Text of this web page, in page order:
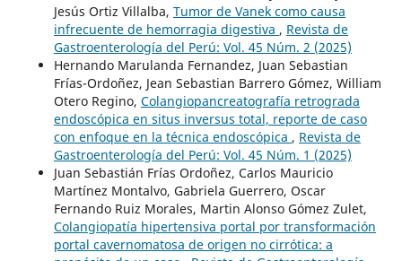
Jesús Ortiz Villalba, Tumor de Vanek como causa
infrecuente de hemorragia digestiva , Revista de
Gastroenterología del Perú: Vol. 45 Núm. 2 (2025)
Hernando Marulanda Fernandez, Juan Sebastian
Frías-Ordoñez, Jean Sebastian Barrero Gómez, William
Otero Regino, Colangiopancreatografía retrograda
endoscópica en situs inversus total, reporte de caso
con enfoque en la técnica endoscópica , Revista de
Gastroenterología del Perú: Vol. 45 Núm. 1 (2025)
Juan Sebastián Frías Ordoñez, Carlos Mauricio
Martínez Montalvo, Gabriela Guerrero, Oscar
Fernando Ruiz Morales, Martin Alonso Gómez Zulet,
Colangiopatía hipertensiva portal por transformación
portal cavernomatosa de origen no cirrótica: a